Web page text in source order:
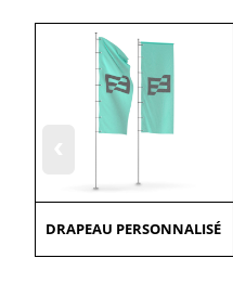
DRAPEAU PERSONNALISÉ